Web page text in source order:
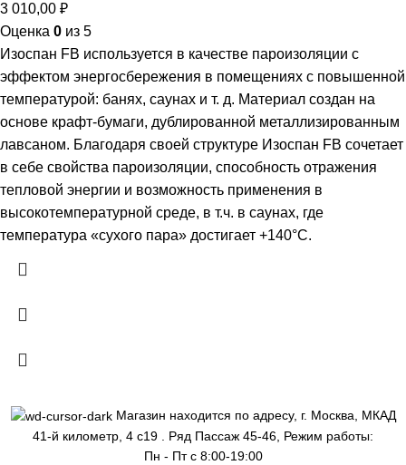
3 010,00 ₽
Оценка 0 из 5
Изоспан FB используется в качестве пароизоляции с
эффектом энергосбережения в помещениях с повышенной
температурой: банях, саунах и т. д. Материал создан на
основе крафт-бумаги, дублированной металлизированным
лавсаном. Благодаря своей структуре Изоспан FB сочетает
в себе свойства пароизоляции, способность отражения
тепловой энергии и возможность применения в
высокотемпературной среде, в т.ч. в саунах, где
температура «сухого пара» достигает +140°С.
Магазин находится по адресу, г. Москва, МКАД
41-й километр, 4 с19 . Ряд Пассаж 45-46, Режим работы:
Пн - Пт с 8:00-19:00